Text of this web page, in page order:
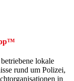
lokale
rund um Polizei,
in